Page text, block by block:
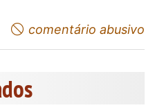
comentário abusivo